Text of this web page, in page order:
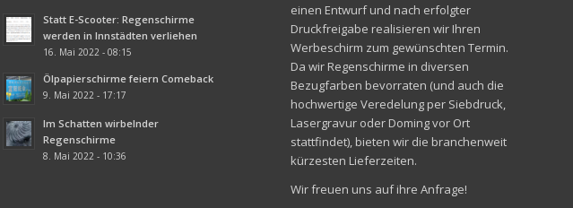
Statt E-Scooter: Regenschirme
werden in Innstädten verliehen
16. Mai 2022 - 08:15
Ölpapierschirme feiern Comeback
9. Mai 2022 - 17:17
Im Schatten wirbelnder
Regenschirme
8. Mai 2022 - 10:36
einen Entwurf und nach erfolgter
Druckfreigabe realisieren wir Ihren
Werbeschirm zum gewünschten Termin.
Da wir Regenschirme in diversen
Bezugfarben bevorraten (und auch die
hochwertige Veredelung per Siebdruck,
Lasergravur oder Doming vor Ort
stattfindet), bieten wir die branchenweit
kürzesten Lieferzeiten.
Wir freuen uns auf ihre Anfrage!